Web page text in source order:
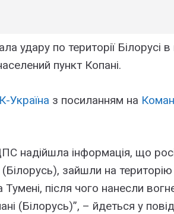
удару по території Білорусі
пункт Копані.
Україна з посиланням на
надійшла інформація, що
зайшли на
після чого нанесли
(Білорусь)”, – йдеться у